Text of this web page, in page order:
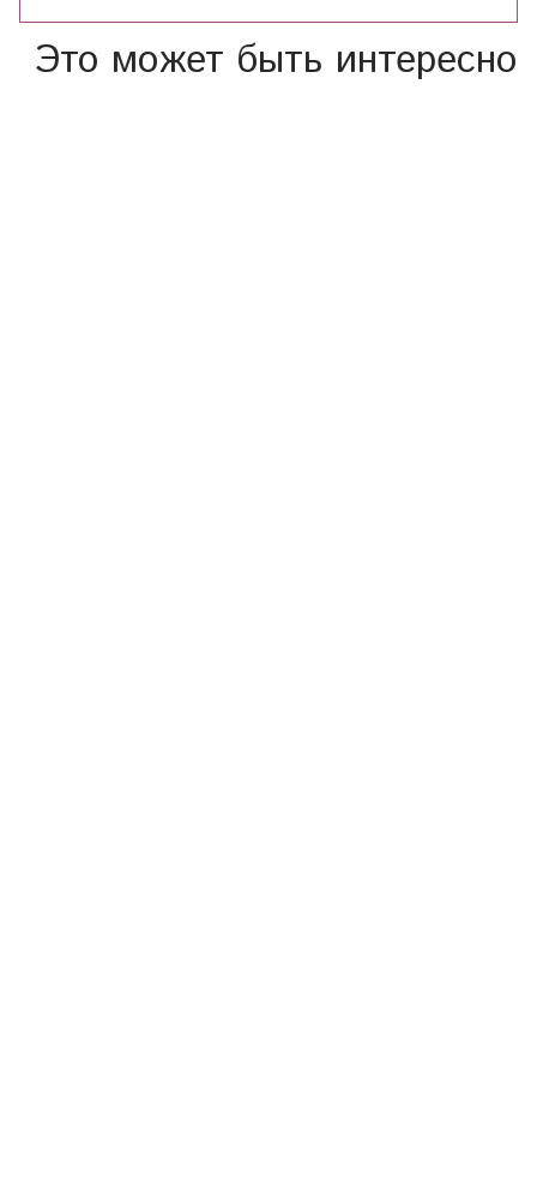
Это может быть интересно